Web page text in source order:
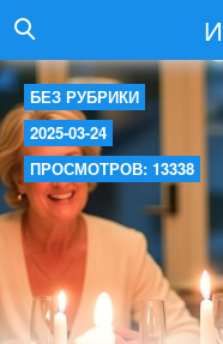
БЕЗ РУБРИКИ
2025-03-24
ПРОСМОТРОВ: 13338